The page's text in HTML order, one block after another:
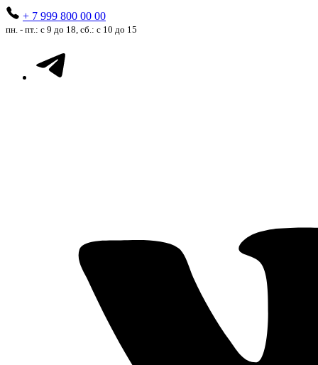
+ 7 999 800 00 00
пн. - пт.: с 9 до 18, сб.: с 10 до 15